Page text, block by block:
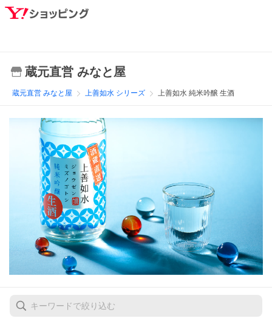
蔵元直営 みなと屋
蔵元直営 みなと屋 上善如水 シリーズ 上善如水 純米吟醸 生酒